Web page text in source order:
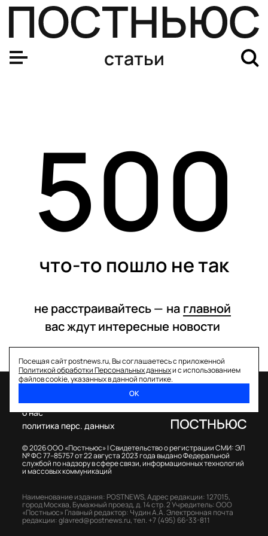
статьи
500
что-то пошло не так
не расстраивайтесь — на главной
вас ждут интересные новости
Посещая сайт postnews.ru, Вы соглашаетесь с приложенной
Политикой обработки Персональных данныхи с использованием
файлов cookie, указанных в данной политике.
ОК
© 2026 ООО «Постньюс» |Свидетельство о регистрации СМИ: ЭЛ
№ ФС 77–85757 от 22 августа 2023 года выдано Федеральной
службой по надзору в сфере связи, информационных технологий
и массовых коммуникаций
о нас
политика перс. данных
Наименование издания: POSTNEWS,Адрес редакции: 127015,
город Москва, Бумажный проезд, д. 14 стр. 2Учредитель: ООО
«Постньюс» Главный редактор: Чудин А.А.Электронная почта
редакции:glavred@postnews.ru,тел. +7 (495) 66-33-811